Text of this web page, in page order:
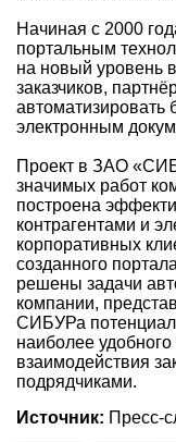
Начиная с 2000
портальным
на новый уровень
заказчиков,
автоматизировать
электронным
Проект в ЗАО
значимых работ
построена
контрагентами и
корпоративных
созданного
решены задачи
компании,
СИБУРа
наиболее
взаимодействия
подрядчиками.
Источник: Пресс-